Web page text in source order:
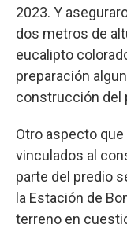
2023. Y
dos metros de
eucalipto
preparación
construcción del
Otro aspecto
vinculados al
parte del predio
la Estación de
terreno en